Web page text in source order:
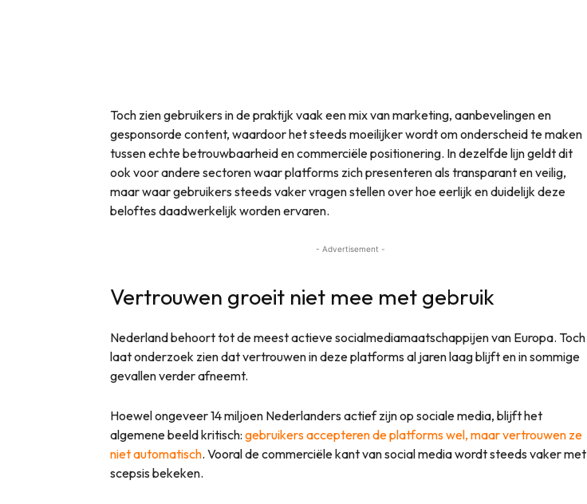
Toch zien gebruikers in de praktijk vaak een mix van marketing, aanbevelingen en
gesponsorde content, waardoor het steeds moeilijker wordt om onderscheid te maken
tussen echte betrouwbaarheid en commerciële positionering. In dezelfde lijn geldt dit
ook voor andere sectoren waar platforms zich presenteren als transparant en veilig,
maar waar gebruikers steeds vaker vragen stellen over hoe eerlijk en duidelijk deze
beloftes daadwerkelijk worden ervaren.
- Advertisement -
Vertrouwen groeit niet mee met gebruik
Nederland behoort tot de meest actieve socialmediamaatschappijen van Europa. Toch
laat onderzoek zien dat vertrouwen in deze platforms al jaren laag blijft en in sommige
gevallen verder afneemt.
Hoewel ongeveer 14 miljoen Nederlanders actief zijn op sociale media, blijft het
algemene beeld kritisch: gebruikers accepteren de platforms wel, maar vertrouwen ze
niet automatisch. Vooral de commerciële kant van social media wordt steeds vaker met
scepsis bekeken.